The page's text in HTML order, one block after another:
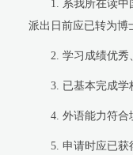
1.
系我所在读
派出日前应已转为博
2. 学习成绩优秀
3. 已基本完成学
4. 外语能力符合
5. 申请时应已获